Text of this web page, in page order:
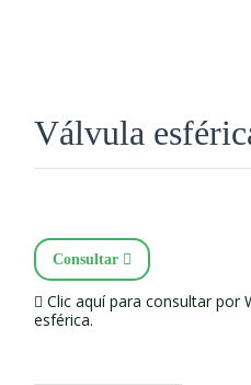
Válvula
Consultar
Clic aquí para consultar por
esférica.